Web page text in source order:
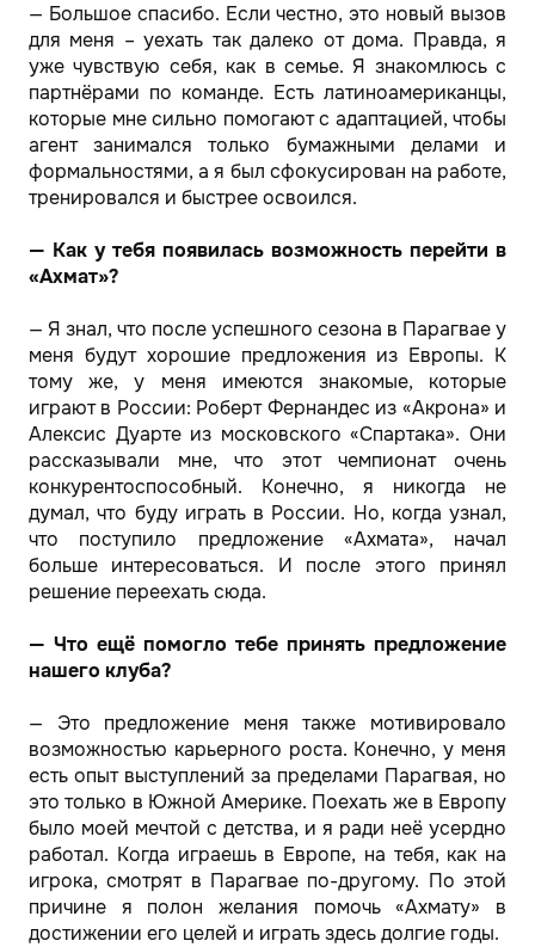
— Большое спасибо. Если честно, это новый вызов
для меня – уехать так далеко от дома. Правда, я
уже чувствую себя, как в семье. Я знакомлюсь с
партнёрами по команде. Есть латиноамериканцы,
которые мне сильно помогают с адаптацией, чтобы
агент занимался только бумажными делами и
формальностями, а я был сфокусирован на работе,
тренировался и быстрее освоился.
— Как у тебя появилась возможность перейти в
«Ахмат»?
— Я знал, что после успешного сезона в Парагвае у
меня будут хорошие предложения из Европы. К
тому же, у меня имеются знакомые, которые
играют в России: Роберт Фернандес из «Акрона» и
Алексис Дуарте из московского «Спартака». Они
рассказывали мне, что этот чемпионат очень
конкурентоспособный. Конечно, я никогда не
думал, что буду играть в России. Но, когда узнал,
что поступило предложение «Ахмата», начал
больше интересоваться. И после этого принял
решение переехать сюда.
— Что ещё помогло тебе принять предложение
нашего клуба?
— Это предложение меня также мотивировало
возможностью карьерного роста. Конечно, у меня
есть опыт выступлений за пределами Парагвая, но
это только в Южной Америке. Поехать же в Европу
было моей мечтой с детства, и я ради неё усердно
работал. Когда играешь в Европе, на тебя, как на
игрока, смотрят в Парагвае по-другому. По этой
причине я полон желания помочь «Ахмату» в
достижении его целей и играть здесь долгие годы.